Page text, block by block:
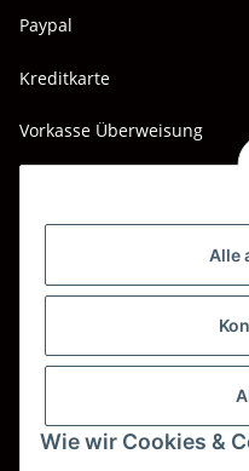
Alle
Wie wir Cookies &
Paypal
Kreditkarte
Vorkasse Überweisung
Wir versenden mit
Spedition BTG